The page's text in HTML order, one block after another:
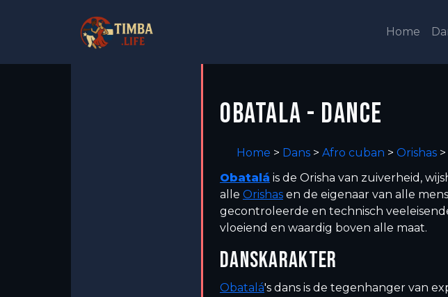
Home
OBATALA - DANCE
Home > Dans > Afro cuban > Orishas >
Obatalá is de Orisha van zuiverheid,
alle Orishas en de eigenaar van alle
gecontroleerde en technisch
vloeiend en waardig boven alle maat.
DANSKARAKTER
Obatalá's dans is de tegenhanger van